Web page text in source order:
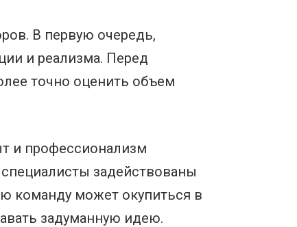
В первую очередь,
и реализма. Перед
точно оценить объем
и профессионализм
задействованы
команду может окупиться в
задуманную идею.